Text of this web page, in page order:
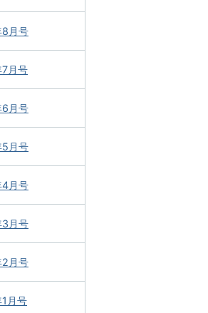
8月号
7月号
6月号
5月号
4月号
3月号
2月号
月号